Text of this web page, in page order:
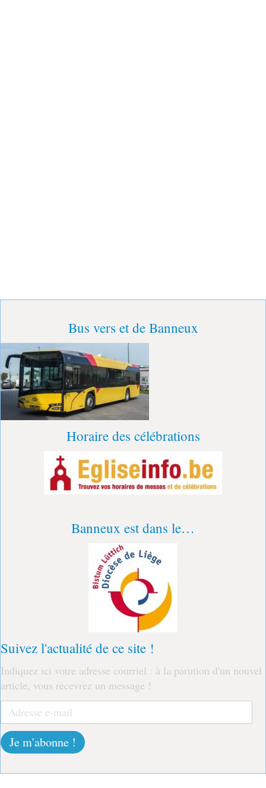
Bus vers et de Banneux
Horaire des célébrations
Banneux est dans le…
Suivez l'actualité de ce site !
Indiquez ici votre adresse courriel : à la parution d'un nouvel
article, vous recevrez un message !
Adresse
e-
mailJe m'abonne !